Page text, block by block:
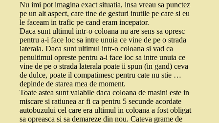
Nu imi pot imagina exact situatia, insa vreau sa punctez
pe un alt aspect, care tine de gesturi inutile pe care si eu
le faceam in trafic pe cand eram incepator.
Daca sunt ultimul intr-o coloana nu are sens sa opresc
pentru a-i face loc sa intre unuia ce vine de pe o strada
laterala. Daca sunt ultimul intr-o coloana si vad ca
penultimul opreste pentru a-i face loc sa intre unuia ce
vine de pe o strada laterala poate ii spun (in gand) ceva
de dulce, poate il compatimesc pentru cate nu stie …
depinde de starea mea de moment.
Toate astea sunt valabile daca coloana de masini este in
miscare si ratiunea ar fi ca pentru 5 secunde acordate
autobuzului cel care era ultimul in coloana a fost obligat
sa opreasca si sa demareze din nou. Cateva grame de